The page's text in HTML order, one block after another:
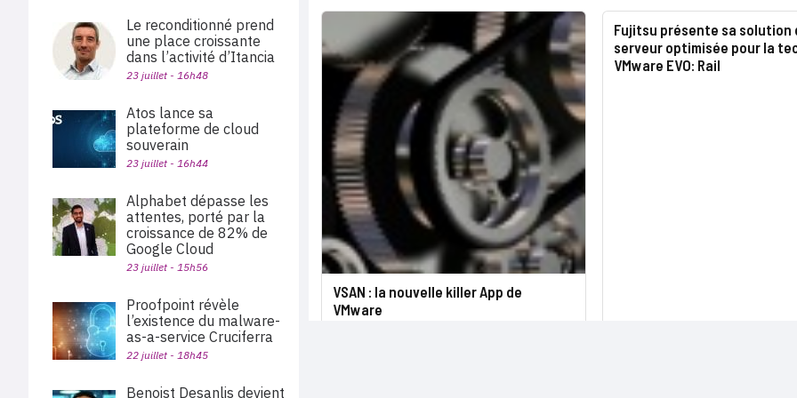
VSAN : la nouvelle killer App de
VMware
Fujitsu présente sa solution
serveur optimisée pour la
VMware EVO: Rail
Le reconditionné prend
une place croissante
dans l’activité d’Itancia
23 juillet - 16h48
Atos lance sa
plateforme de cloud
souverain
23 juillet - 16h44
Alphabet dépasse les
attentes, porté par la
croissance de 82% de
Google Cloud
23 juillet - 15h56
Proofpoint révèle
l’existence du malware-
as-a-service Cruciferra
22 juillet - 18h45
Benoist Desanlis devient